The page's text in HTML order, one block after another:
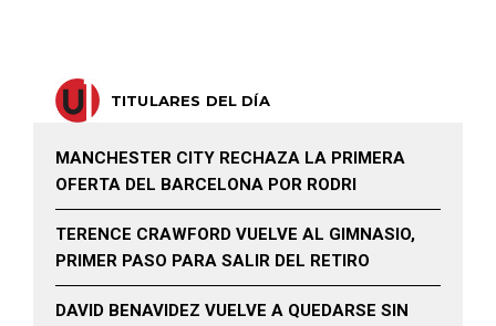
TITULARES DEL DÍA
MANCHESTER CITY RECHAZA LA PRIMERA
OFERTA DEL BARCELONA POR RODRI
TERENCE CRAWFORD VUELVE AL GIMNASIO,
PRIMER PASO PARA SALIR DEL RETIRO
DAVID BENAVIDEZ VUELVE A QUEDARSE SIN